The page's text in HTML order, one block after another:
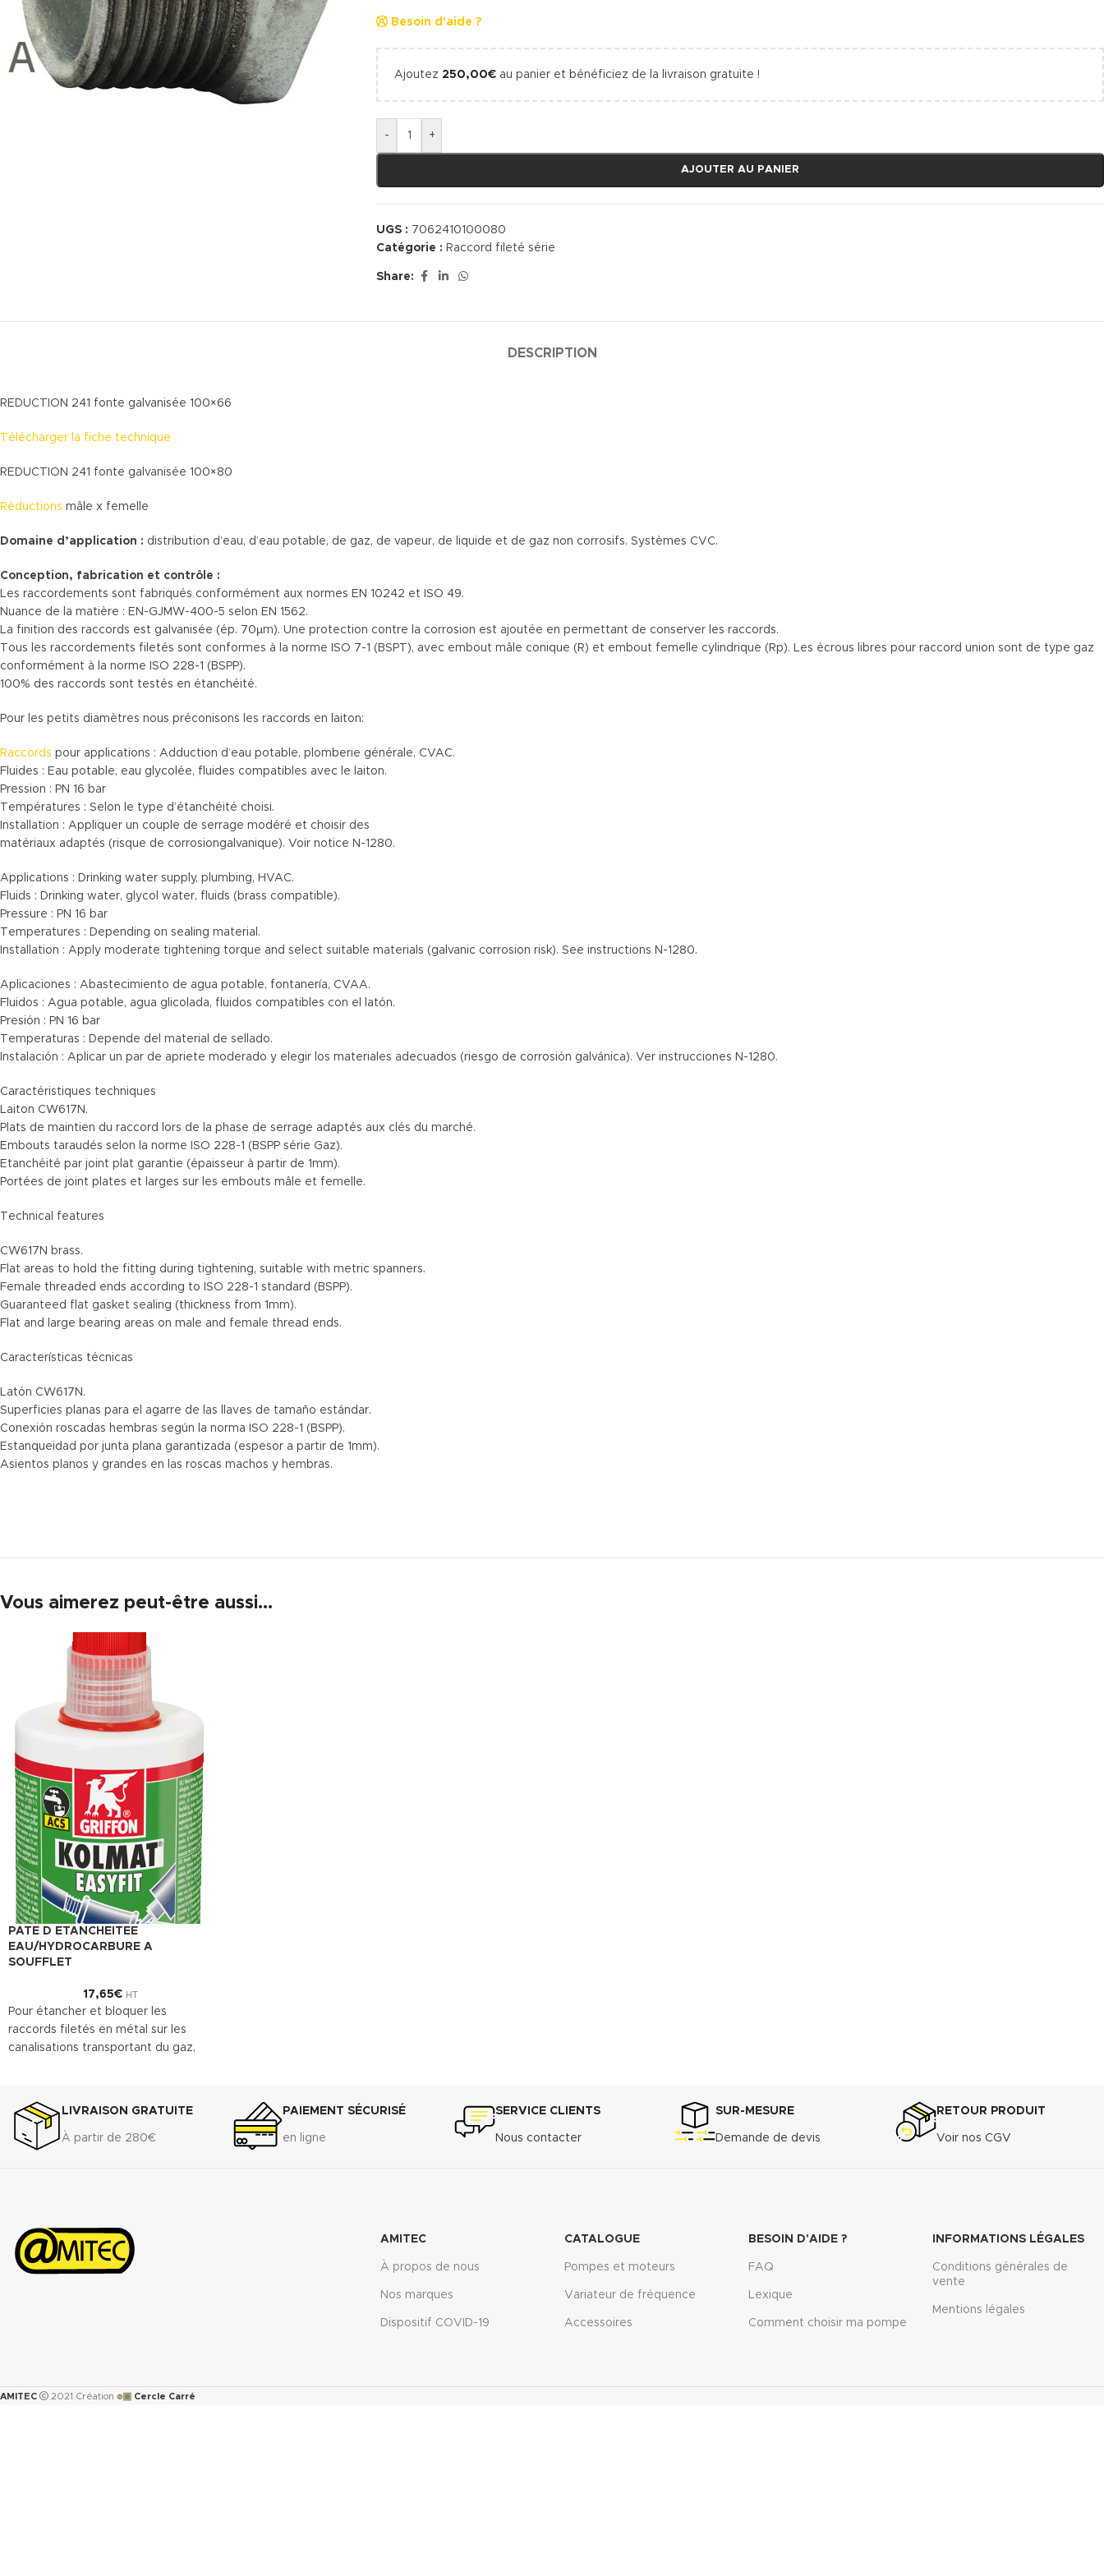
Besoin d'aide ?
Ajoutez 250,00€ au panier et bénéficiez de la livraison gratuite !
- +
AJOUTER AU PANIER
UGS : 7062410100080
Catégorie : Raccord fileté série
Share:
DESCRIPTION
REDUCTION 241 fonte galvanisée 100×66
Télécharger la fiche technique
REDUCTION 241 fonte galvanisée 100×80
Réductions mâle x femelle
Domaine d’application : distribution d’eau, d’eau potable, de gaz, de vapeur, de liquide et de gaz non corrosifs. Systèmes CVC.
Conception, fabrication et contrôle :
Les raccordements sont fabriqués conformément aux normes EN 10242 et ISO 49.
Nuance de la matière : EN-GJMW-400-5 selon EN 1562.
La finition des raccords est galvanisée (ép. 70µm). Une protection contre la corrosion est ajoutée en permettant de conserver les raccords.
Tous les raccordements filetés sont conformes à la norme ISO 7-1 (BSPT), avec embout mâle conique (R) et embout femelle cylindrique (Rp). Les écrous libres pour raccord union sont de type gaz
conformément à la norme ISO 228-1 (BSPP).
100% des raccords sont testés en étanchéité.
Pour les petits diamètres nous préconisons les raccords en laiton:
Raccords pour applications : Adduction d’eau potable, plomberie générale, CVAC.
Fluides : Eau potable, eau glycolée, fluides compatibles avec le laiton.
Pression : PN 16 bar
Températures : Selon le type d’étanchéité choisi.
Installation : Appliquer un couple de serrage modéré et choisir des
matériaux adaptés (risque de corrosiongalvanique). Voir notice N-1280.
Applications : Drinking water supply, plumbing, HVAC.
Fluids : Drinking water, glycol water, fluids (brass compatible).
Pressure : PN 16 bar
Temperatures : Depending on sealing material.
Installation : Apply moderate tightening torque and select suitable materials (galvanic corrosion risk). See instructions N-1280.
Aplicaciones : Abastecimiento de agua potable, fontanería, CVAA.
Fluidos : Agua potable, agua glicolada, fluidos compatibles con el latón.
Presión : PN 16 bar
Temperaturas : Depende del material de sellado.
Instalación : Aplicar un par de apriete moderado y elegir los materiales adecuados (riesgo de corrosión galvánica). Ver instrucciones N-1280.
Caractéristiques techniques
Laiton CW617N.
Plats de maintien du raccord lors de la phase de serrage adaptés aux clés du marché.
Embouts taraudés selon la norme ISO 228-1 (BSPP série Gaz).
Etanchéité par joint plat garantie (épaisseur à partir de 1mm).
Portées de joint plates et larges sur les embouts mâle et femelle.
Technical features
CW617N brass.
Flat areas to hold the fitting during tightening, suitable with metric spanners.
Female threaded ends according to ISO 228-1 standard (BSPP).
Guaranteed flat gasket sealing (thickness from 1mm).
Flat and large bearing areas on male and female thread ends.
Características técnicas
Latón CW617N.
Superficies planas para el agarre de las llaves de tamaño estándar.
Conexión roscadas hembras según la norma ISO 228-1 (BSPP).
Estanqueidad por junta plana garantizada (espesor a partir de 1mm).
Asientos planos y grandes en las roscas machos y hembras.
Vous aimerez peut-être aussi…
PATE D ETANCHEITEE
EAU/HYDROCARBURE A
SOUFFLET
17,65€ HT
Pour étancher et bloquer les
raccords filetés en métal sur les
canalisations transportant du gaz,
Convient entre autres à l'acier, au
laiton et à l'inox.
Télécharger la fiche technique
LIVRAISON GRATUITE
À partir de 280€
PAIEMENT SÉCURISÉ
en ligne
SERVICE CLIENTS
Nous contacter
SUR-MESURE
Demande de devis
RETOUR PRODUIT
Voir nos CGV
AMITEC
À propos de nous
Nos marques
Dispositif COVID-19
CATALOGUE
Pompes et moteurs
Variateur de fréquence
Accessoires
BESOIN D'AIDE ?
FAQ
Lexique
Comment choisir ma pompe
INFORMATIONS LÉGALES
Conditions générales de
vente
Mentions légales
AMITEC 2021 Création ๏▣ Cercle Carré